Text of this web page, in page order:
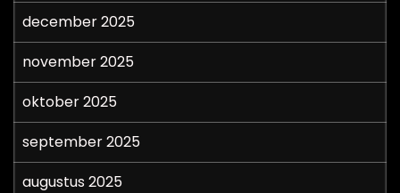
december 2025
november 2025
oktober 2025
september 2025
augustus 2025